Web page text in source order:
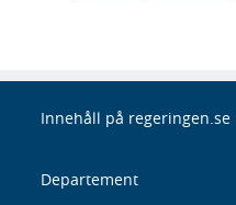
Innehåll på regeringen.se
Departement